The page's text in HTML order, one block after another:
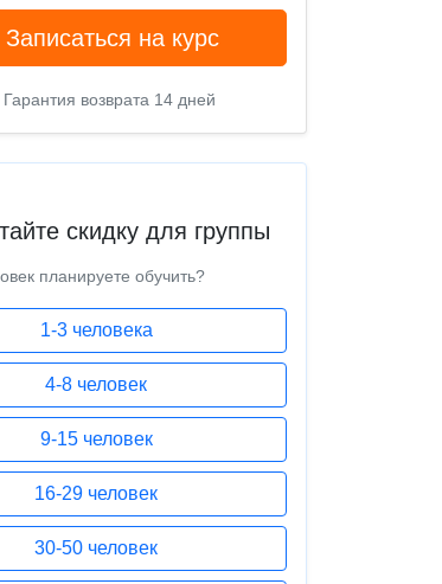
Записаться на курс
Гарантия возврата 14 дней
скидку для группы
планируете обучить?
1-3 человека
4-8 человек
9-15 человек
16-29 человек
30-50 человек